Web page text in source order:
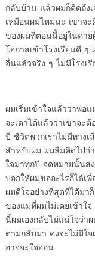
กลับบ้าน แล้วผมก็คิดถึง
เหมือนผมไหมนะ เขาจะ
ของผมที่ตอนนี้อยู่ในค่า
โอกาสเข้าโรงเรียนดี ๆ
อื่นแล้วจริง ๆ ไมมีโรงเ
ผมเริ่มเข้าใจแล้วว่าพ่อแ
จะเดาได้แล้วว่าเขาจะ
ปี ชีวิตพวกเราไม่มีทาง
สำหรับผม ผมลืมคิดไปว่
ใจมาทุกปี จดหมายนั้นส่
บอกให้ผมขออะไรก็ได้เ
ผมดีใจอย่างที่สุดที่ได้มา
ของแม่ที่ผมไม่เคยเข้าใ
นี้ผมเองกลับไม่แน่ใจว่า
ตามกลับมา คงจะไม่มีใ
อาจจะใจอ่อน